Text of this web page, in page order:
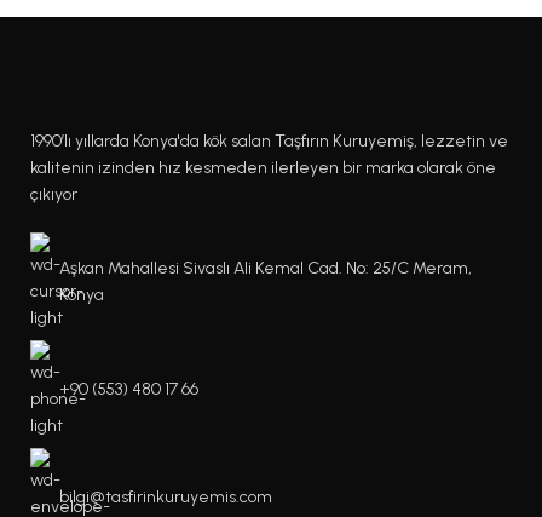
1990’lı yıllarda Konya'da kök salan Taşfırın Kuruyemiş, lezzetin ve
kalitenin izinden hız kesmeden ilerleyen bir marka olarak öne
çıkıyor
Aşkan Mahallesi Sivaslı Ali Kemal Cad. No: 25/C Meram,
Konya
+90 (553) 480 17 66
bilgi@tasfirinkuruyemis.com